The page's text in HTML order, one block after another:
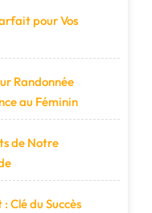
pour Vos
Randonnée
au Féminin
de Notre
Clé du Succès